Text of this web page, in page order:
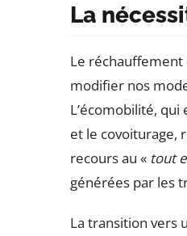
La
Le réchauffement
modifier nos
L’écomobilité,
et le covoiturage,
recours au « tout
générées par les
La transition vers